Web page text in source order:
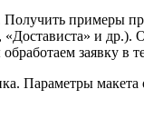
Получить примеры
и др.).
заявку в
Параметры